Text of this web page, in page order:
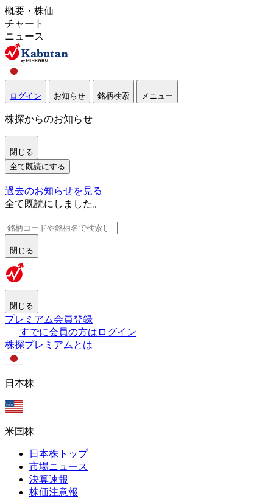
概要・株価
チャート
ニュース
ログイン お知らせ 銘柄検索 メニュー
株探からのお知らせ
閉じる
全て既読にする
過去のお知らせを見る
全て既読にしました。
閉じる
閉じる
プレミアム会員登録
すでに会員の方はログイン
株探プレミアムとは
日本株
米国株
日本株トップ
市場ニュース
決算速報
株価注意報